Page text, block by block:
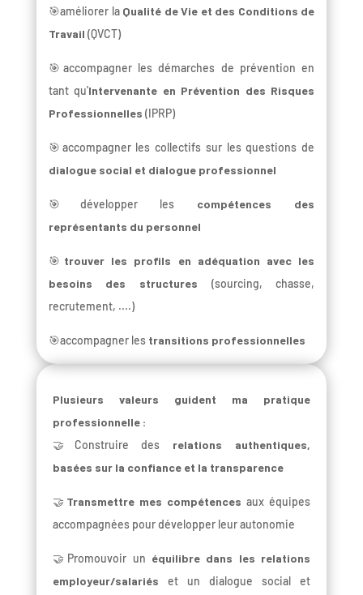
🎯améliorer la Qualité de Vie et des Conditions de
Travail (QVCT)
🎯accompagner les démarches de prévention en
tant qu'Intervenante en Prévention des Risques
Professionnelles (IPRP)
🎯accompagner les collectifs sur les questions de
dialogue social et dialogue professionnel
🎯développer les compétences des
représentants du personnel
🎯 trouver les profils en adéquation avec les
besoins des structures (sourcing, chasse,
recrutement, ....)
🎯accompagner les transitions professionnelles
Plusieurs valeurs guident ma pratique
professionnelle :
🤝Construire des relations authentiques,
basées sur la confiance et la transparence
🤝 Transmettre mes compétences aux équipes
accompagnées pour développer leur autonomie
🤝Promouvoir un équilibre dans les relations
employeur/salariés et un dialogue social et